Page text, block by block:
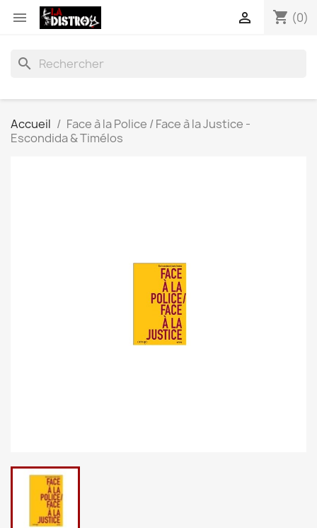
 shopping_cart (0)

search
Accueil
Face à la Police / Face à la Justice -
Escondida & Timélos